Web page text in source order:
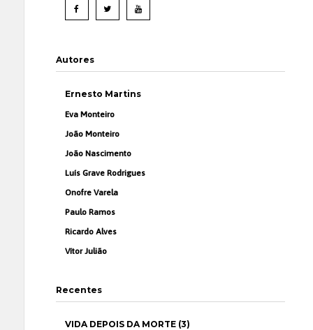
Autores
Ernesto Martins
Eva Monteiro
João Monteiro
João Nascimento
Luís Grave Rodrigues
Onofre Varela
Paulo Ramos
Ricardo Alves
Vítor Julião
Recentes
VIDA DEPOIS DA MORTE (3)